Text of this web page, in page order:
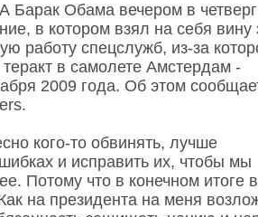
Барак Обама вечером в четверг
в котором взял на себя вину
работу спецслужб, из-за
в самолете Амстердам -
2009 года. Об этом
кого-то обвинять, лучше
и исправить их, чтобы мы
Потому что в конечном итоге
на президента на меня